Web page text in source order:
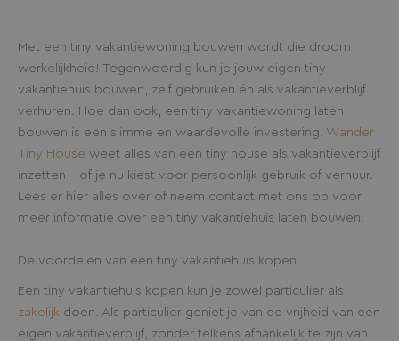
Met een tiny vakantiewoning bouwen wordt die droom
werkelijkheid! Tegenwoordig kun je jouw eigen tiny
vakantiehuis bouwen, zelf gebruiken én als vakantieverblijf
verhuren. Hoe dan ook, een tiny vakantiewoning laten
bouwen is een slimme en waardevolle investering. Wander
Tiny House weet alles van een tiny house als vakantieverblijf
inzetten – of je nu kiest voor persoonlijk gebruik of verhuur.
Lees er hier alles over of neem contact met ons op voor
meer informatie over een tiny vakantiehuis laten bouwen.
De voordelen van een tiny vakantiehuis kopen
Een tiny vakantiehuis kopen kun je zowel particulier als
zakelijk doen. Als particulier geniet je van de vrijheid van een
eigen vakantieverblijf, zonder telkens afhankelijk te zijn van